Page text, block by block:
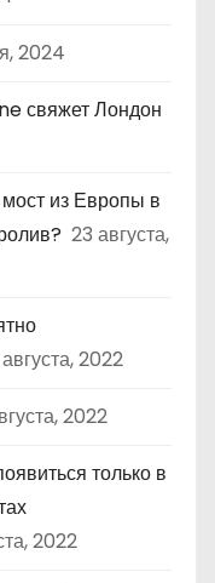
2024
свяжет Лондон
из Европы в
23 августа,
2022
2022
только в
2022